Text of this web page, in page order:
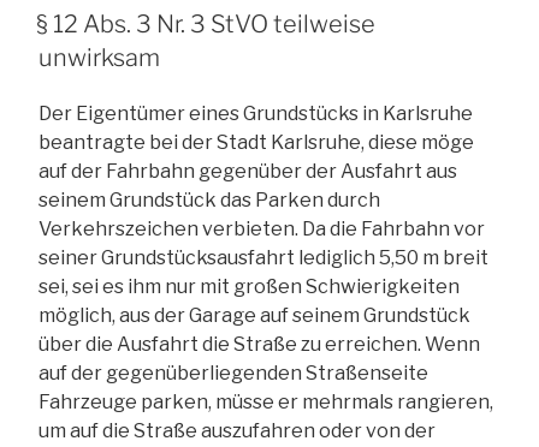
Nr.
3
doch
nicht
teilweise
unwirksam“
AM
§ 12 Abs. 3 Nr. 3 StVO teilweise
unwirksam
Der Eigentümer eines Grundstücks in Karlsruhe
beantragte bei der Stadt Karlsruhe, diese möge
auf der Fahrbahn gegenüber der Ausfahrt aus
seinem Grundstück das Parken durch
Verkehrszeichen verbieten. Da die Fahrbahn vor
seiner Grundstücksausfahrt lediglich 5,50 m breit
sei, sei es ihm nur mit großen Schwierigkeiten
möglich, aus der Garage auf seinem Grundstück
über die Ausfahrt die Straße zu erreichen. Wenn
auf der gegenüberliegenden Straßenseite
Fahrzeuge parken, müsse er mehrmals rangieren,
um auf die Straße auszufahren oder von der